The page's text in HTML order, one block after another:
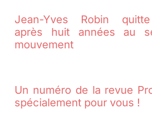
Jean-Yves Robin
après huit années au
mouvement
Un numéro de la revue
spécialement pour vous !